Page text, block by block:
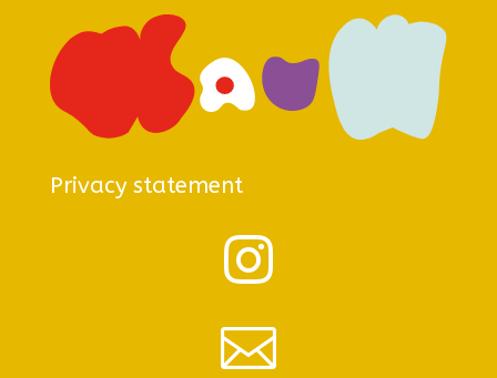
Privacy statement

